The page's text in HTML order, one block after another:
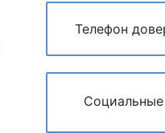
Телефон